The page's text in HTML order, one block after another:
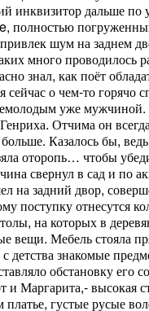
инквизитор дальше по
полностью
шум на заднем
много проводилось
знал, как поёт
сейчас о чем-то горячо
уже мужчиной.
Отчима он
Казалось бы, ведь
оторопь… чтобы
свернул в сад и по
на задний двор,
поступку отнесутся
на которых в
вещи. Мебель стояла
с детства знакомые
обстановку его
и Маргарита,- высокая
платье, густые русые